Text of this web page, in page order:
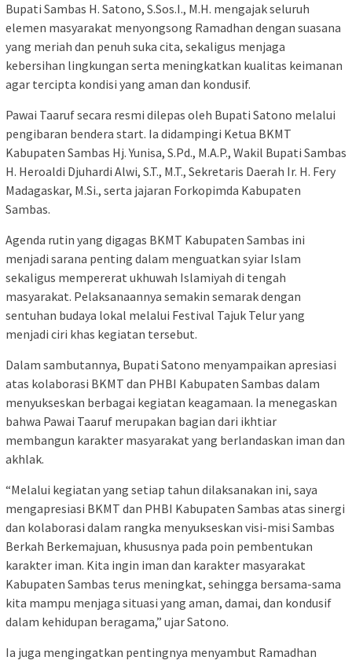
Bupati Sambas H. Satono, S.Sos.I., M.H. mengajak seluruh
elemen masyarakat menyongsong Ramadhan dengan suasana
yang meriah dan penuh suka cita, sekaligus menjaga
kebersihan lingkungan serta meningkatkan kualitas keimanan
agar tercipta kondisi yang aman dan kondusif.
Pawai Taaruf secara resmi dilepas oleh Bupati Satono melalui
pengibaran bendera start. Ia didampingi Ketua BKMT
Kabupaten Sambas Hj. Yunisa, S.Pd., M.A.P., Wakil Bupati Sambas
H. Heroaldi Djuhardi Alwi, S.T., M.T., Sekretaris Daerah Ir. H. Fery
Madagaskar, M.Si., serta jajaran Forkopimda Kabupaten
Sambas.
Agenda rutin yang digagas BKMT Kabupaten Sambas ini
menjadi sarana penting dalam menguatkan syiar Islam
sekaligus mempererat ukhuwah Islamiyah di tengah
masyarakat. Pelaksanaannya semakin semarak dengan
sentuhan budaya lokal melalui Festival Tajuk Telur yang
menjadi ciri khas kegiatan tersebut.
Dalam sambutannya, Bupati Satono menyampaikan apresiasi
atas kolaborasi BKMT dan PHBI Kabupaten Sambas dalam
menyukseskan berbagai kegiatan keagamaan. Ia menegaskan
bahwa Pawai Taaruf merupakan bagian dari ikhtiar
membangun karakter masyarakat yang berlandaskan iman dan
akhlak.
“Melalui kegiatan yang setiap tahun dilaksanakan ini, saya
mengapresiasi BKMT dan PHBI Kabupaten Sambas atas sinergi
dan kolaborasi dalam rangka menyukseskan visi-misi Sambas
Berkah Berkemajuan, khususnya pada poin pembentukan
karakter iman. Kita ingin iman dan karakter masyarakat
Kabupaten Sambas terus meningkat, sehingga bersama-sama
kita mampu menjaga situasi yang aman, damai, dan kondusif
dalam kehidupan beragama,” ujar Satono.
Ia juga mengingatkan pentingnya menyambut Ramadhan